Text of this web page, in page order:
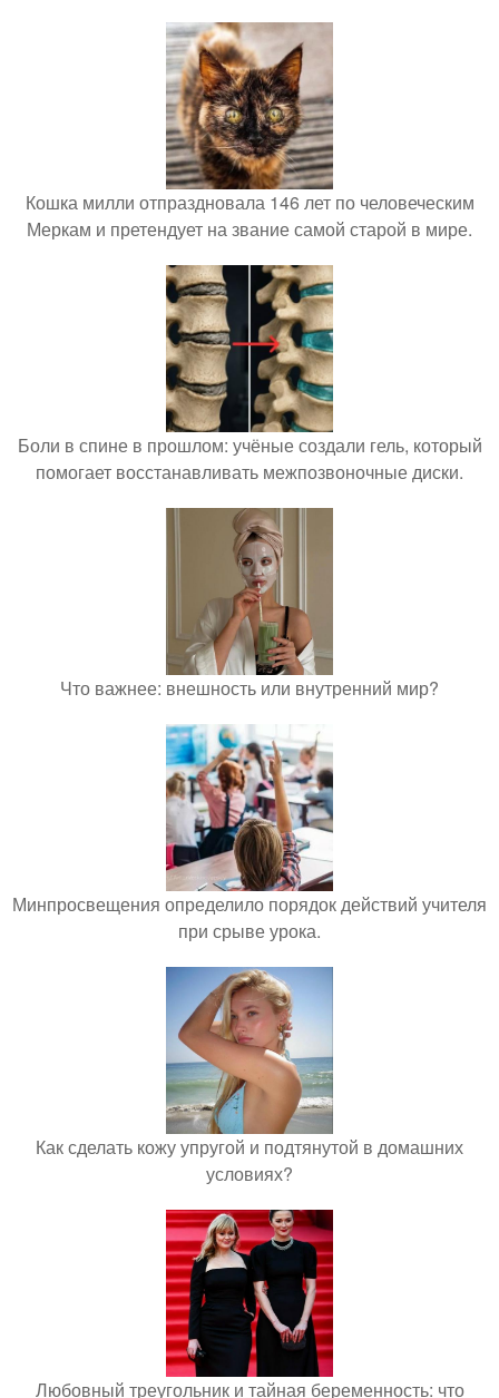
Кошка милли отпраздновала 146 лет по человеческим
Меркам и претендует на звание самой старой в мире.
Боли в спине в прошлом: учёные создали гель, который
помогает восстанавливать межпозвоночные диски.
Что важнее: внешность или внутренний мир?
Минпросвещения определило порядок действий учителя
при срыве урока.
Как сделать кожу упругой и подтянутой в домашних
условиях?
Любовный треугольник и тайная беременность: что